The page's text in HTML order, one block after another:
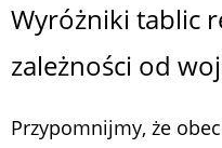
Wyróżniki tablic
zależności od
Przypomnijmy, że